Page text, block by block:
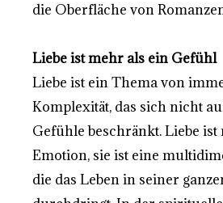
die Oberfläche von
Liebe ist mehr als ein Gefühl
Liebe ist ein Thema von
Komplexität, das sich nicht
Gefühle beschränkt. Liebe ist
Emotion, sie ist eine
die das Leben in seiner